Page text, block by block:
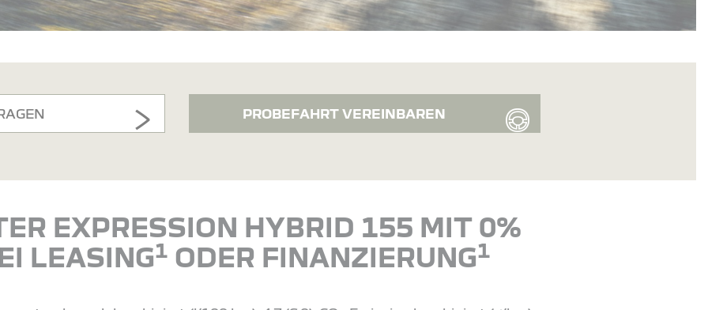
PROBEFAHRT VEREINBAREN
EXPRESSION HYBRID 155 MIT 0%
LEASING1 ODER FINANZIERUNG1